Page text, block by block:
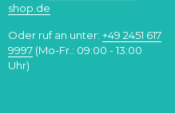
shop.de
Oder ruf an unter: +49 2451 617
9997 (Mo-Fr.: 09:00 - 13:00
Uhr)